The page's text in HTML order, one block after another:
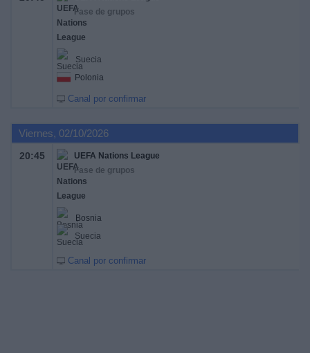
Fase de grupos
Suecia
Polonia
Canal por confirmar
Viernes, 02/10/2026
20:45
UEFA Nations League
Fase de grupos
Bosnia
Suecia
Canal por confirmar